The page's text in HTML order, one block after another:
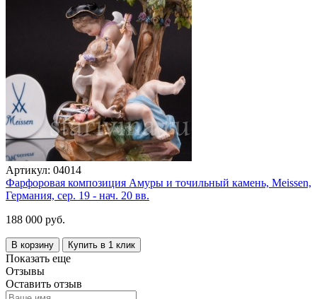
Артикул: 04014
Фарфоровая композиция Амуры и точильный камень, Meissen,
Германия, сер. 19 - нач. 20 вв.
188 000 руб.
В корзину Купить в 1 клик
Показать еще
Отзывы
Оставить отзыв